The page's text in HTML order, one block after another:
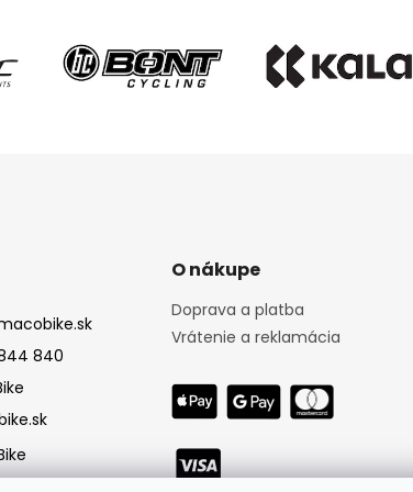
840
O nákupe
Doprava a platba
Vrátenie a reklamácia